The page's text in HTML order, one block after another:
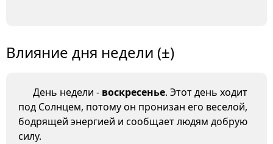
Влияние дня недели (±)
День недели - воскресенье. Этот день ходит
под Солнцем, потому он пронизан его веселой,
бодрящей энергией и сообщает людям добрую
силу.